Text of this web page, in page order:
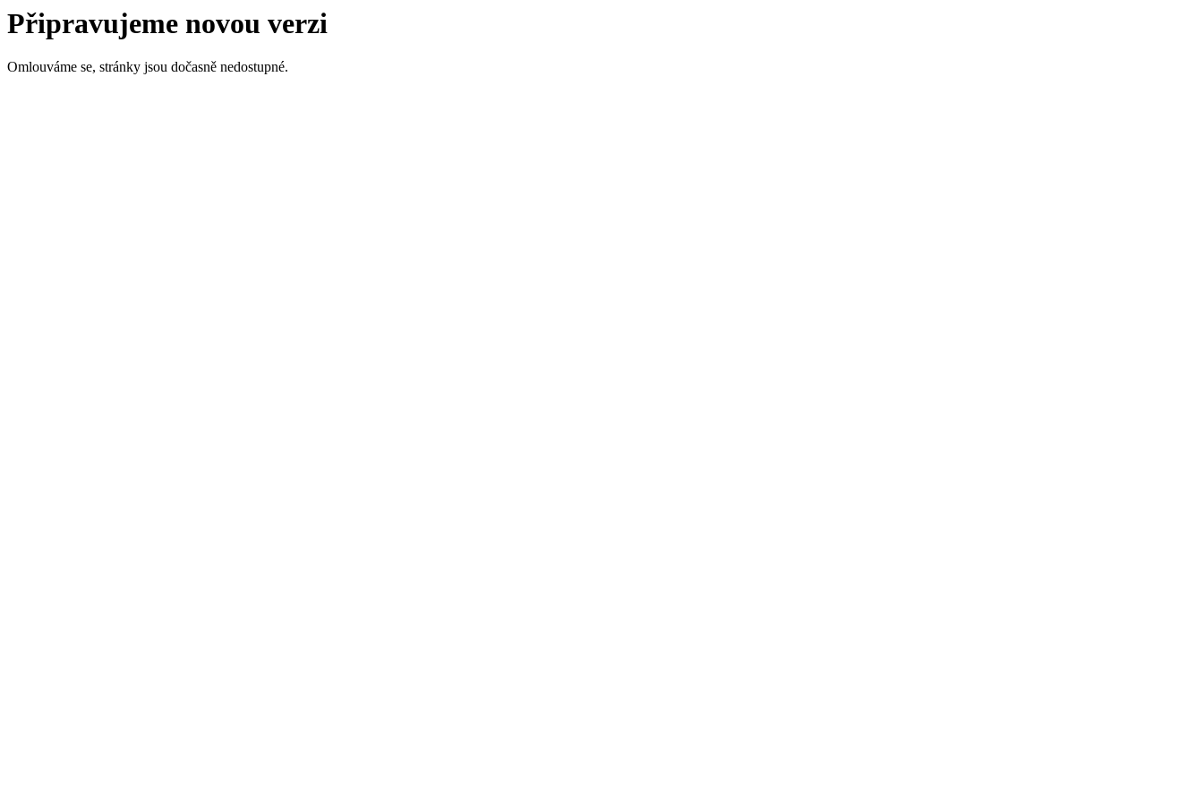
Připravujeme novou verzi
Omlouváme se, stránky jsou dočasně nedostupné.